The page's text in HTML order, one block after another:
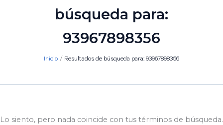
búsqueda para:
93967898356
Inicio Resultados de búsqueda para: 93967898356
Lo siento, pero nada coincide con tus términos de búsqueda.